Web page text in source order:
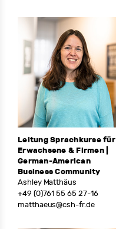
Leitung Sprachkurse für
Erwachsene & Firmen |
German-American
Business Community
Ashley Matthäus
+49 (0)761 55 65 27-16
matthaeus@csh-fr.de